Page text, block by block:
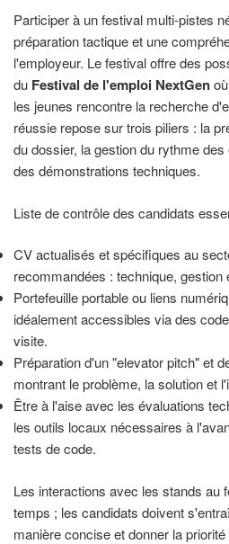
Participer à un festival multi-pistes
préparation tactique et une
l'employeur. Le festival offre des
du Festival de l'emploi NextGen
les jeunes rencontre la recherche
réussie repose sur trois piliers : la
du dossier, la gestion du rythme
des démonstrations techniques.
Liste de contrôle des candidats
CV actualisés et spécifiques au
recommandées : technique, gestion
Portefeuille portable ou liens
idéalement accessibles via des
visite.
Préparation d'un "elevator pitch" et
montrant le problème, la solution et
Être à l'aise avec les évaluations
les outils locaux nécessaires à
tests de code.
Les interactions avec les stands au
temps ; les candidats doivent
manière concise et donner la